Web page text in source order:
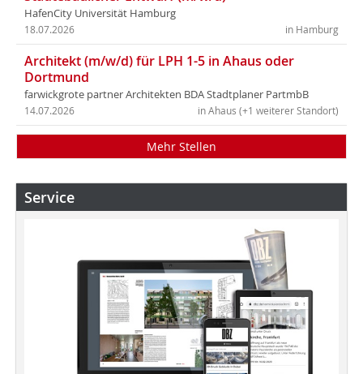
HafenCity Universität Hamburg
in Hamburg
18.07.2026
Architekt (m/w/d) für LPH 1-5 in Ahaus oder
Dortmund
farwickgrote partner Architekten BDA Stadtplaner PartmbB
in Ahaus (+1 weiterer Standort)
14.07.2026
Mehr Stellen
Service